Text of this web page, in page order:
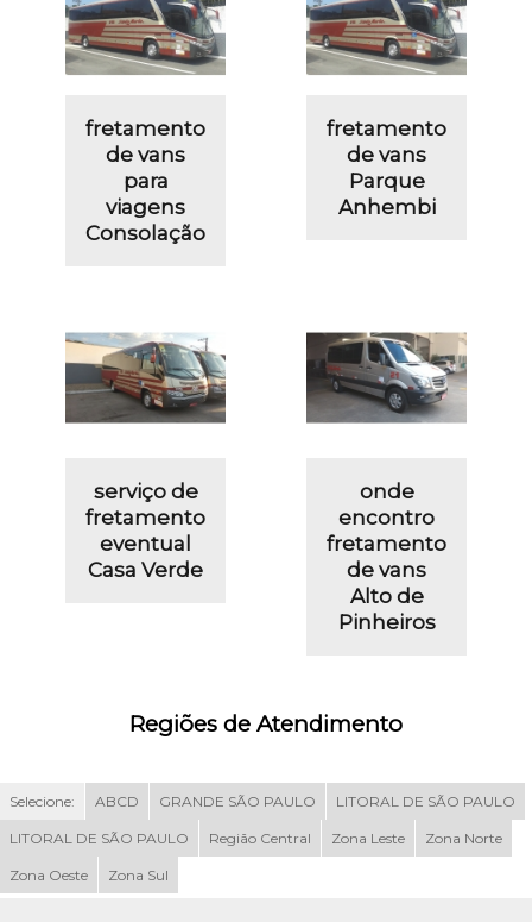
fretamento
de vans
para
viagens
Consolação
fretamento
de vans
Parque
Anhembi
serviço de
fretamento
eventual
Casa Verde
onde
encontro
fretamento
de vans
Alto de
Pinheiros
Regiões de Atendimento
Selecione: ABCD GRANDE SÃO PAULO LITORAL DE SÃO PAULO
LITORAL DE SÃO PAULO Região Central Zona Leste Zona Norte
Zona Oeste Zona Sul